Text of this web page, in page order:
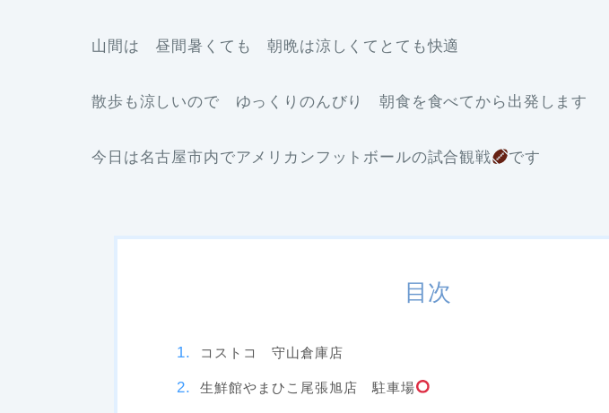
山間は 昼間暑くても 朝晩は涼しくてとても快適
散歩も涼しいので ゆっくりのんびり 朝食を食べてから出発します
今日は名古屋市内でアメリカンフットボールの試合観戦 です
目次
コストコ 守山倉庫店
生鮮館やまひこ尾張旭店 駐車場